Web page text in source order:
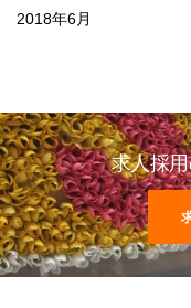
2018年6月
求人採